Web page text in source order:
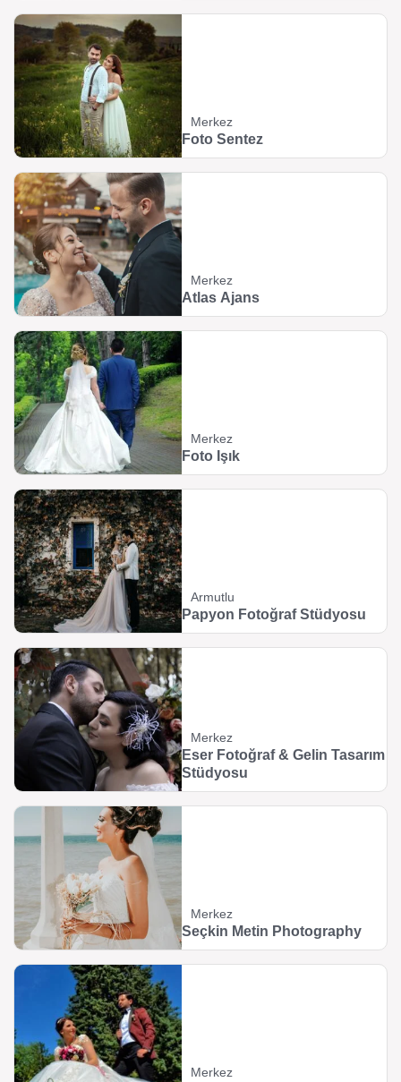
Merkez
Foto Sentez
Merkez
Atlas Ajans
Merkez
Foto Işık
Armutlu
Papyon Fotoğraf Stüdyosu
Merkez
Eser Fotoğraf & Gelin Tasarım
Stüdyosu
Merkez
Seçkin Metin Photography
Merkez